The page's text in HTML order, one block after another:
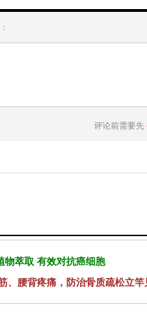
评论前需要先
物萃取 有效对抗癌细胞
、腰背疼痛，防治骨质疏松立竿